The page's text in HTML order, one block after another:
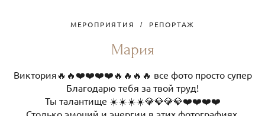
МЕРОПРИЯТИЯ РЕПОРТАЖ
Мария
Виктория🔥🔥❤️❤️❤️❤️🔥🔥🔥🔥 все фото просто супер
Благодарю тебя за твой труд!
Ты талантище ☀️☀️☀️☀️💎💎💎💎❤️❤️❤️❤️
Столько эмоций и энергии в этих фотографиях,